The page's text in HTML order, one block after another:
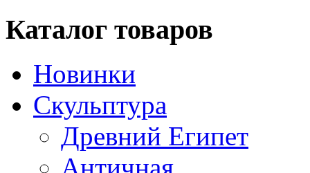
Каталог товаров
Новинки
Скульптура
Древний Египет